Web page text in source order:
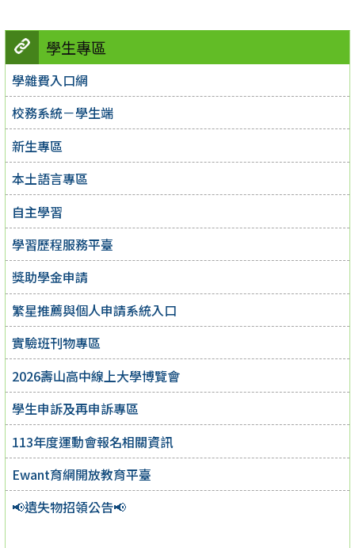
學生專區
學雜費入口網
校務系統－學生端
新生專區
本土語言專區
自主學習
學習歷程服務平臺
獎助學金申請
繁星推薦與個人申請系統入口
實驗班刊物專區
2026壽山高中線上大學博覽會
學生申訴及再申訴專區
113年度運動會報名相關資訊
Ewant育網開放教育平臺
📢遺失物招領公告📢